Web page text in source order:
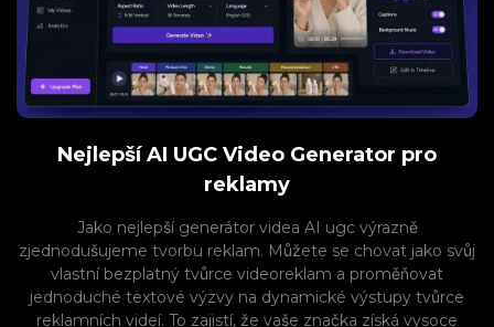
Nejlepší AI UGC Video Generator pro
reklamy
Jako nejlepší generátor videa AI ugc výrazně
zjednodušujeme tvorbu reklam. Můžete se chovat jako svůj
vlastní bezplatný tvůrce videoreklam a proměňovat
jednoduché textové výzvy na dynamické výstupy tvůrce
reklamních videí. To zajistí, že vaše značka získá vysoce